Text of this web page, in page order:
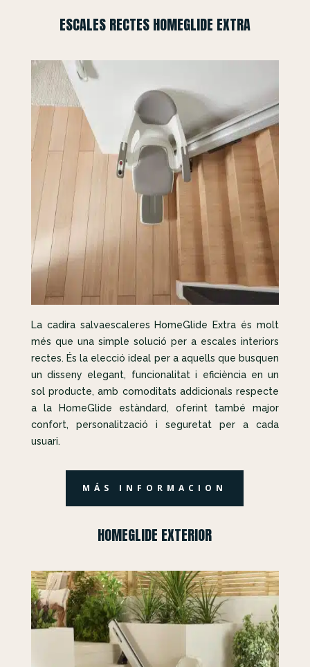
ESCALES RECTES HOMEGLIDE EXTRA
La cadira salvaescaleres HomeGlide Extra és molt
més que una simple solució per a escales interiors
rectes. És la elecció ideal per a aquells que busquen
un disseny elegant, funcionalitat i eficiència en un
sol producte, amb comoditats addicionals respecte
a la HomeGlide estàndard, oferint també major
confort, personalització i seguretat per a cada
usuari.
MÁS INFORMACION
HOMEGLIDE EXTERIOR